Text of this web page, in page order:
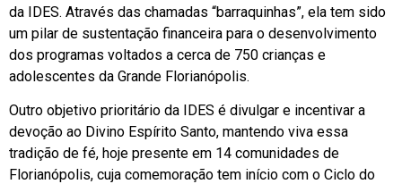
da IDES. Através das chamadas “barraquinhas”, ela tem sido
um pilar de sustentação financeira para o desenvolvimento
dos programas voltados a cerca de 750 crianças e
adolescentes da Grande Florianópolis.
Outro objetivo prioritário da IDES é divulgar e incentivar a
devoção ao Divino Espírito Santo, mantendo viva essa
tradição de fé, hoje presente em 14 comunidades de
Florianópolis, cuja comemoração tem início com o Ciclo do